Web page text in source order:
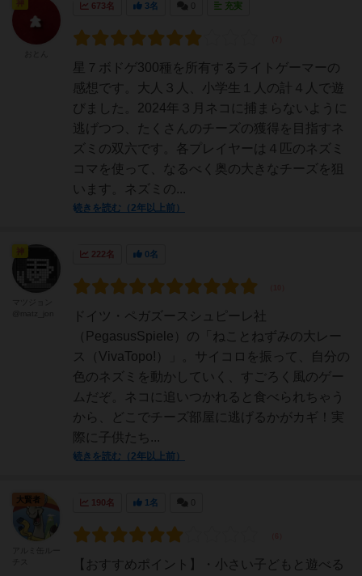
673名 3名 充実
星７ボドゲ300種を所有するライトゲーマーの
感想です。大人３人、小学生１人の計４人で遊
びました。2024年３月ネコに捕まらないように
逃げつつ、たくさんのチーズの獲得を目指すネ
ズミの双六です。各プレイヤーは４匹のネズミ
コマを使って、なるべく奥の大きなチーズを狙
います。ネズミの...
続きを読む（2年以上前）
222名 0名
ドイツ・ペガズースシュピーレ社
（PegasusSpiele）の「ねことねずみの大レー
ス（VivaTopo!）」。サイコロを振って、自分の
色のネズミを動かしていく、すごろく風のゲー
ムだぞ。ネコに追いつかれると食べられちゃう
から、どこでチーズ部屋に逃げるかがカギ！実
際に子供たち...
続きを読む（2年以上前）
190名 1名
【おすすめポイント】・小さい子どもと遊べる
大賢者